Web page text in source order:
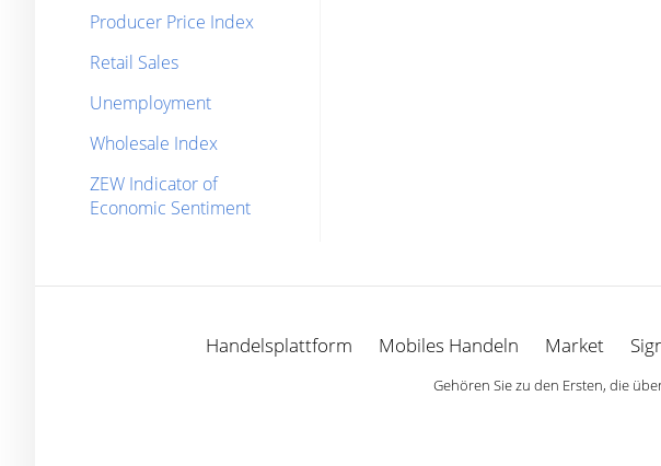
Producer Price Index
Retail Sales
Unemployment
Wholesale Index
ZEW Indicator of
Economic Sentiment
Handelsplattform Mobiles Handeln Market
Gehören Sie zu den Ersten, die